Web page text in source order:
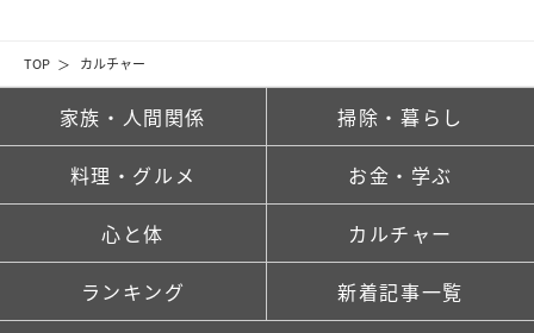
TOP カルチャー
家族・人間関係 掃除・暮らし
料理・グルメ お金・学ぶ
心と体 カルチャー
ランキング 新着記事一覧